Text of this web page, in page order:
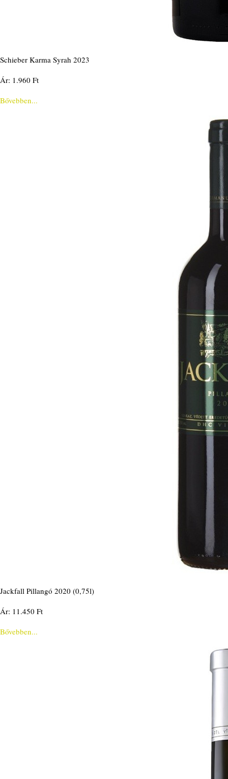
Schieber Karma Syrah 2023
Ár: 1.960 Ft
Bővebben...
Jackfall Pillangó 2020 (0,75l)
Ár: 11.450 Ft
Bővebben...